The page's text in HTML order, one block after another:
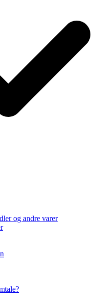
og andre varer